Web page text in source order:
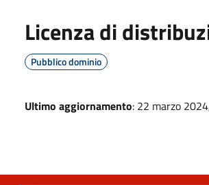
Licenza di
Pubblico dominio
Ultimo aggiornamento: 22 marzo